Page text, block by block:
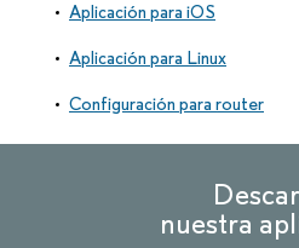
Aplicación para iOS
Aplicación para Linux
Configuración para router
nuestra